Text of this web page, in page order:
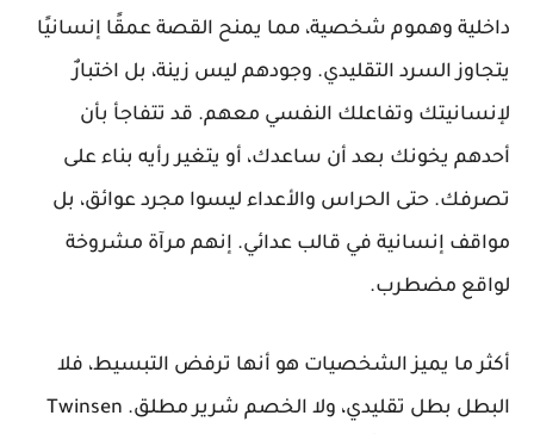
داخلية وهموم شخصية، مما يمنح القصة عمقًا إنسانيًا
يتجاوز السرد التقليدي. وجودهم ليس زينة، بل اختبارٌ
لإنسانيتك وتفاعلك النفسي معهم. قد تتفاجأ بأن
أحدهم يخونك بعد أن ساعدك، أو يتغير رأيه بناء على
تصرفك. حتى الحراس والأعداء ليسوا مجرد عوائق، بل
مواقف إنسانية في قالب عدائي. إنهم مرآة مشروخة
لواقع مضطرب.
أكثر ما يميز الشخصيات هو أنها ترفض التبسيط، فلا
البطل بطل تقليدي، ولا الخصم شرير مطلق. Twinsen